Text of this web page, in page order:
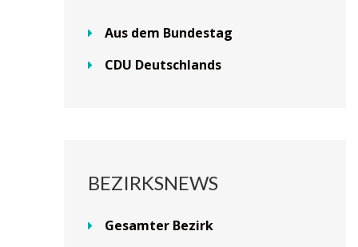
Aus dem Bundestag
CDU Deutschlands
BEZIRKSNEWS
Gesamter Bezirk